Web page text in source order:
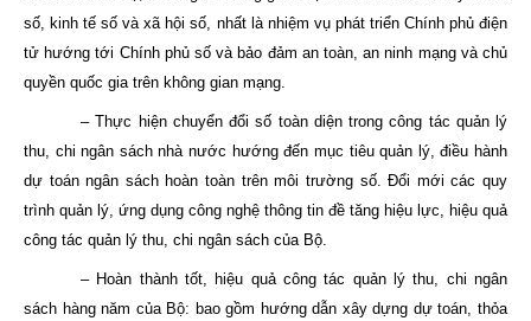
số, kinh tế số và xã hội số, nhất là nhiệm vụ phát triển Chính phủ điện
tử hướng tới Chính phủ số và bảo đảm an toàn, an ninh mạng và chủ
quyền quốc gia trên không gian mạng.
– Thực hiện chuyển đổi số toàn diện trong công tác quản lý
thu, chi ngân sách nhà nước hướng đến mục tiêu quản lý, điều hành
dự toán ngân sách hoàn toàn trên môi trường số. Đổi mới các quy
trình quản lý, ứng dụng công nghệ thông tin đề tăng hiệu lực, hiệu quả
công tác quản lý thu, chi ngân sách của Bộ.
– Hoàn thành tốt, hiệu quả công tác quản lý thu, chi ngân
sách hàng năm của Bộ: bao gồm hướng dẫn xây dựng dự toán, thỏa